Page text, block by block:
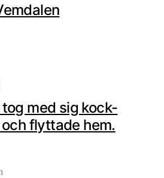
med sig kock-
flyttade hem.